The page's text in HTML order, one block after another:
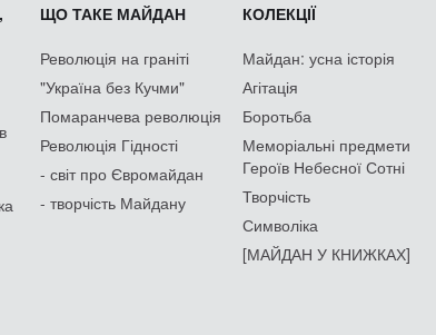
ЩО ТАКЕ МАЙДАН
Революція на граніті
"Україна без Кучми"
Помаранчева революція
Революція Гідності
- світ про Євромайдан
- творчість Майдану
КОЛЕКЦІЇ
Майдан: усна історія
Агітація
Боротьба
Меморіальні предмети
Героїв Небесної Сотні
Творчість
Символіка
[МАЙДАН У КНИЖКАХ]